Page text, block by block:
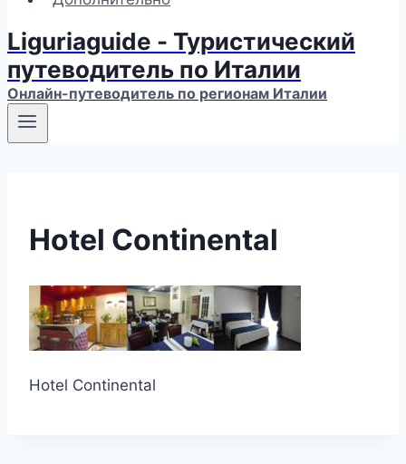
Liguriaguide - Туристический
путеводитель по Италии
Онлайн-путеводитель по регионам Италии
Hotel Continental
Hotel Continental